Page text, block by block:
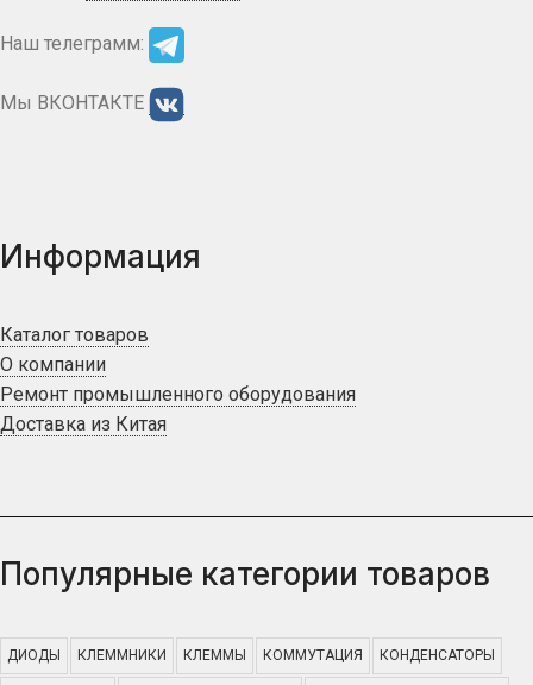
Наш телеграмм:
Мы ВКОНТАКТЕ
Информация
Каталог товаров
О компании
Ремонт промышленного оборудования
Доставка из Китая
Популярные категории товаров
ДИОДЫ КЛЕММНИКИ КЛЕММЫ КОММУТАЦИЯ КОНДЕНСАТОРЫ